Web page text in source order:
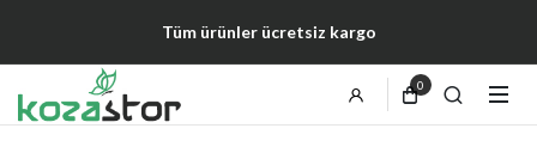
Tüm ürünler ücretsiz kargo
0